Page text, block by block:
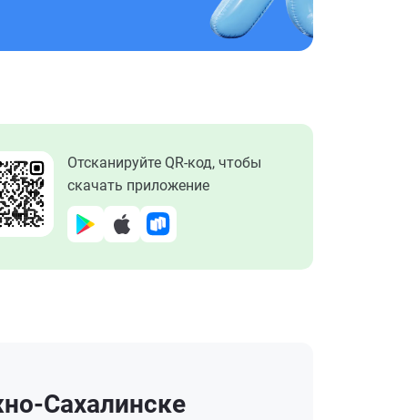
Отсканируйте QR-код, чтобы
скачать приложение
Сахалинске